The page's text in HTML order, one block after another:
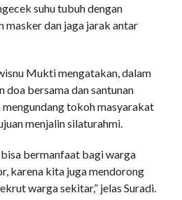
suhu tubuh dengan
masker dan jaga jarak antar
Mukti mengatakan, dalam
bersama dan santunan
tokoh masyarakat
menjalin silaturahmi.
bermanfaat bagi warga
karena kita juga mendorong
warga sekitar,” jelas Suradi.